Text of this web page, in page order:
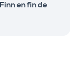
en fin de